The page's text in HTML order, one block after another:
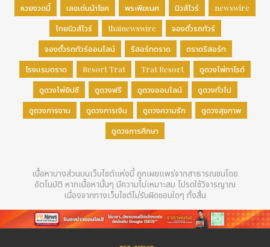
หวยงวดนี้
เลขเด่นนำโชค พระพิฆเนศ นิวส์ไวร์
newswire
ไทยนิวส์ไวร์
thainewswire
จองตั๋วรถทัวร์
จองตั๋วรถทัวร์ออนไลน์
รีสอร์ทตราด
ตราดรีสอร์ท
โรงแรมตราด
Resort Trat Trat Resort
ดูดวงไพ่ทาโรต์
ดูดวงไพ่ยิปซี
ดูดวงฟรี ดูดวงออนไลน์
ดูดวงทั่วไป
ดูดวงการงาน
ดูดวงการเงิน ดูดวงความรัก
ดูดวงสุขภาพ
ดูดวงการศึกษา
เนื้อหาบางส่วนบนเว็บไซต์แห่งนี้ ถูกเผยแพร่จากสาธารณชนโดย
อัตโนมัติ หากเนื้อหานั้นๆ มีความไม่เหมาะสม โปรดใช้วิจารญาณ
เนื่องจากทางเว็บไซต์ไม่รับผิดชอบใดๆ ทั้งสิ้น